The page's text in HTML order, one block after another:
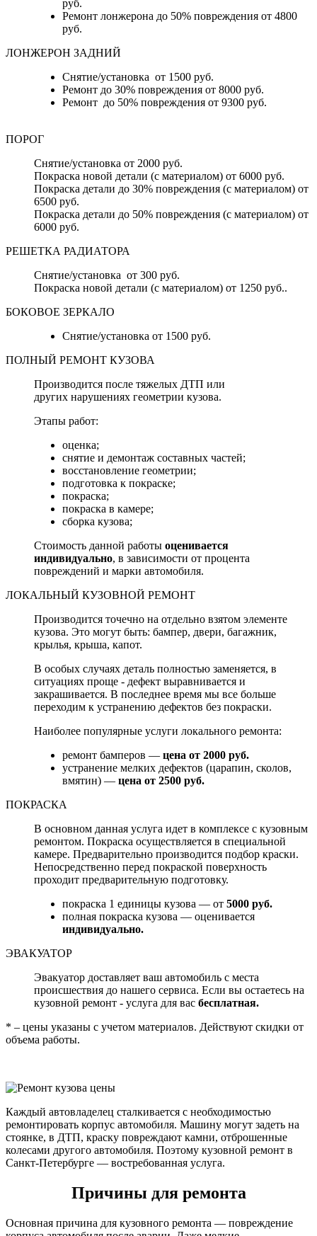
руб.
Ремонт лонжерона до 50% повреждения от 4800
руб.
ЛОНЖЕРОН ЗАДНИЙ
Снятие/установка от 1500 руб.
Ремонт до 30% повреждения от 8000 руб.
Ремонт до 50% повреждения от 9300 руб.
ПОРОГ
Снятие/установка от 2000 руб.
Покраска новой детали (с материалом) от 6000 руб.
Покраска детали до 30% повреждения (с материалом) от
6500 руб.
Покраска детали до 50% повреждения (с материалом) от
6000 руб.
РЕШЕТКА РАДИАТОРА
Снятие/установка от 300 руб.
Покраска новой детали (с материалом) от 1250 руб..
БОКОВОЕ ЗЕРКАЛО
Снятие/установка от 1500 руб.
ПОЛНЫЙ РЕМОНТ КУЗОВА
Производится после тяжелых ДТП или
других нарушениях геометрии кузова.
Этапы работ:
оценка;
снятие и демонтаж составных частей;
восстановление геометрии;
подготовка к покраске;
покраска;
покраска в камере;
сборка кузова;
Стоимость данной работы оценивается
индивидуально, в зависимости от процента
повреждений и марки автомобиля.
ЛОКАЛЬНЫЙ КУЗОВНОЙ РЕМОНТ
Производится точечно на отдельно взятом элементе
кузова. Это могут быть: бампер, двери, багажник,
крылья, крыша, капот.
В особых случаях деталь полностью заменяется, в
ситуациях проще - дефект выравнивается и
закрашивается. В последнее время мы все больше
переходим к устранению дефектов без покраски.
Наиболее популярные услуги локального ремонта:
ремонт бамперов — цена от 2000 руб.
устранение мелких дефектов (царапин, сколов,
вмятин) — цена от 2500 руб.
ПОКРАСКА
В основном данная услуга идет в комплексе с кузовным
ремонтом. Покраска осуществляется в специальной
камере. Предварительно производится подбор краски.
Непосредственно перед покраской поверхность
проходит предварительную подготовку.
покраска 1 единицы кузова — от 5000 руб.
полная покраска кузова — оценивается
индивидуально.
ЭВАКУАТОР
Эвакуатор доставляет ваш автомобиль с места
происшествия до нашего сервиса. Если вы остаетесь на
кузовной ремонт - услуга для вас бесплатная.
* – цены указаны с учетом материалов. Действуют скидки от
объема работы.
Каждый автовладелец сталкивается с необходимостью
ремонтировать корпус автомобиля. Машину могут задеть на
стоянке, в ДТП, краску повреждают камни, отброшенные
колесами другого автомобиля. Поэтому кузовной ремонт в
Санкт-Петербурге — востребованная услуга.
Причины для ремонта
Основная причина для кузовного ремонта — повреждение